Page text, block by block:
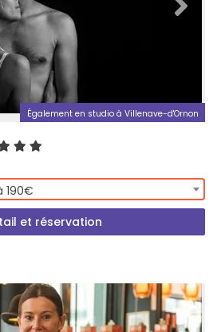
Également en studio à Villenave-d'Ornon
190€
et réservation